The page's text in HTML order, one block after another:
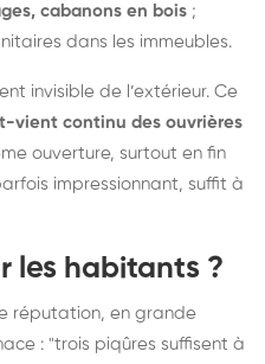
cabanons en bois ;
dans les immeubles.
invisible de l’extérieur. Ce
vient continu des ouvrières
ouverture, surtout en fin
impressionnant, suffit à
les habitants ?
réputation, en grande
: "trois piqûres suffisent à